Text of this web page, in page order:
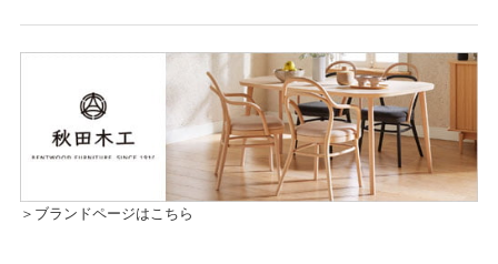
＞ブランドページはこちら